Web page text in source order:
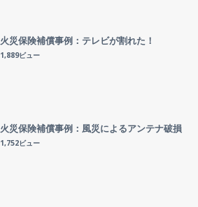
火災保険補償事例：テレビが割れた！
1,889ビュー
火災保険補償事例：風災によるアンテナ破損
1,752ビュー